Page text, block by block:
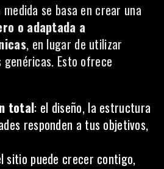
se basa en crear una
o adaptada a
, en lugar de utilizar
Esto ofrece
total: el diseño, la estructura
responden a tus objetivos,
sitio puede crecer contigo,